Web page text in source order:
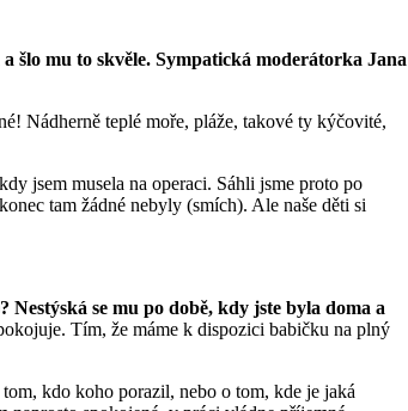
šlo mu to skvěle. Sympatická moderátorka Jana
Nádherně teplé moře, pláže, takové ty kýčovité,
jsem musela na operaci. Sáhli jsme proto po
tam žádné nebyly (smích). Ale naše děti si
se mu po době, kdy jste byla doma a
Tím, že máme k dispozici babičku na plný
kdo koho porazil, nebo o tom, kde je jaká